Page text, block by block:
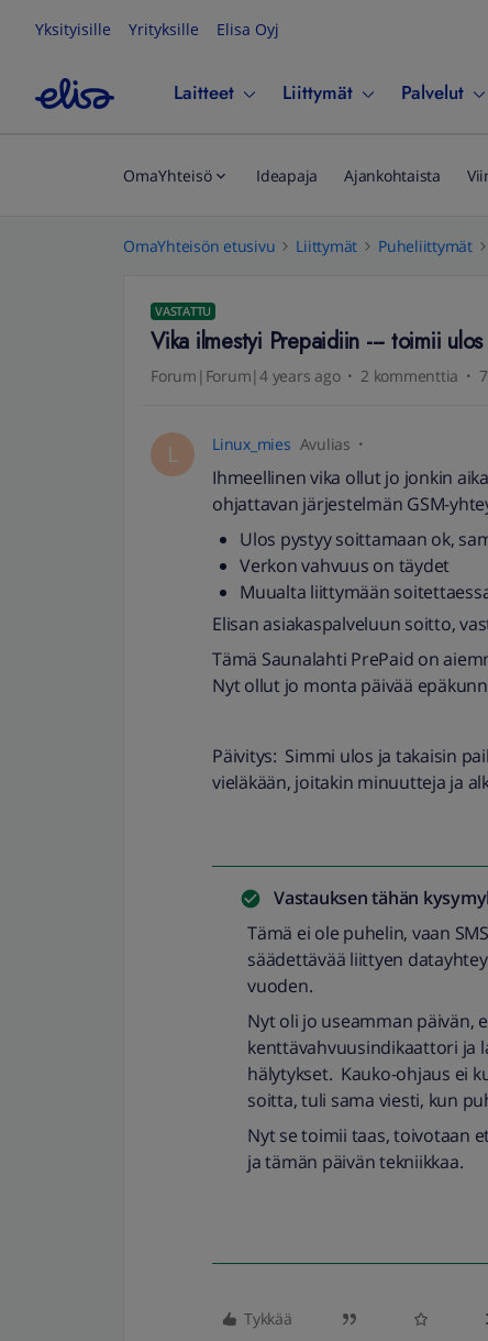
Yksityisille Yrityksille Elisa Oyj
Laitteet Liittymät Palvelut
OmaYhteisö Ideapaja Ajankohtaista
OmaYhteisön etusivu Liittymät Puheliittymät
VASTATTU
Vika ilmestyi Prepaidiin --- toimii
Forum|Forum|4 years ago 2 kommenttia
L Linux_mies Avulias
Ihmeellinen vika ollut jo jonkin
ohjattavan järjestelmän GSM-
Ulos pystyy soittamaan ok,
Verkon vahvuus on täydet
Muualta liittymään
Elisan asiakaspalveluun soitto,
Tämä Saunalahti PrePaid on
Nyt ollut jo monta päivää
Päivitys: Simmi ulos ja takaisin
vieläkään, joitakin minuutteja ja
Vastauksen tähän
Tämä ei ole puhelin, vaan
säädettävää liittyen
vuoden.
Nyt oli jo useamman päivän,
kenttävahvuusindikaattori ja
hälytykset. Kauko-ohjaus ei
soitta, tuli sama viesti, kun
Nyt se toimii taas, toivotaan
ja tämän päivän tekniikkaa.
Tykkää